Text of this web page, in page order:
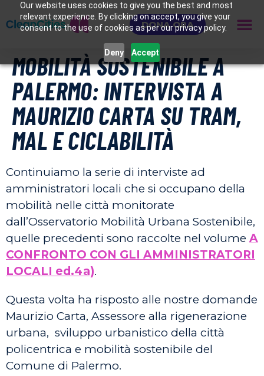
Our website uses cookies to give you the best and most
relevant experience. By clicking on accept, you give your
consent to the use of cookies as per our privacy policy.
Deny Accept
DONA ORA
MOBILITÀ SOSTENIBILE A
PALERMO: INTERVISTA A
MAURIZIO CARTA SU TRAM,
MAL E CICLABILITÀ
Continuiamo la serie di interviste ad
amministratori locali che si occupano della
mobilità nelle città monitorate
dall’Osservatorio Mobilità Urbana Sostenibile,
quelle precedenti sono raccolte nel volume A
CONFRONTO CON GLI AMMINISTRATORI
LOCALI ed.4a).
Questa volta ha risposto alle nostre domande
Maurizio Carta, Assessore alla rigenerazione
urbana, sviluppo urbanistico della città
policentrica e mobilità sostenibile del
Comune di Palermo.